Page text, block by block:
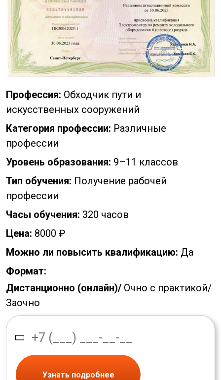
Профессия: Обходчик пути и
искусственных сооружений
Категория профессии: Различные
профессии
Уровень образования: 9–11 классов
Тип обучения: Получение рабочей
профессии
Часы обучения: 320 часов
Цена: 8000 ₽
Можно ли повысить квалификацию: Да
Формат:
Дистанционно (онлайн)/ Очно с практикой/
Заочно
Узнать подробнее